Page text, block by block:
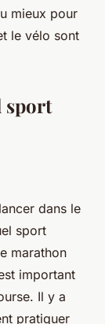
mieux pour
le vélo sont
sport
dans le
sport
marathon
important
Il y a
pratiquer